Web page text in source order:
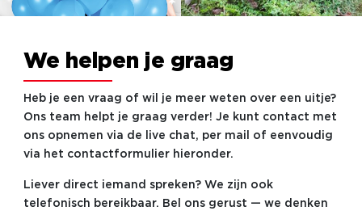
We helpen je graag
Heb je een vraag of wil je meer weten over een uitje?
Ons team helpt je graag verder! Je kunt contact met
ons opnemen via de live chat, per mail of eenvoudig
via het contactformulier hieronder.
Liever direct iemand spreken? We zijn ook
telefonisch bereikbaar. Bel ons gerust — we denken